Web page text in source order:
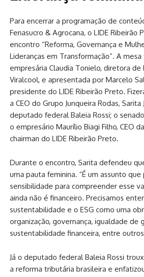
Para encerrar a programação de
Fenasucro & Agrocana, o LIDE Ribeirão
encontro “Reforma, Governança e
Lideranças em Transformação”. A
empresária Claudia Tonielo, diretora de
Viralcool, e apresentada por Marcelo
presidente do LIDE Ribeirão Preto.
a CEO do Grupo Junqueira Rodas, Sarita
deputado federal Baleia Rossi; o
o empresário Maurílio Biagi Filho, CEO
chairman do LIDE Ribeirão Preto.
Durante o encontro, Sarita defendeu
uma pauta feminina. “É um assunto que
sensibilidade para compreender esse
ainda não é financeiro. Precisamos
sustentabilidade e o ESG como uma
organização, governança, igualdade de
sustentabilidade financeira, entre
Já o deputado federal Baleia Rossi
a reforma tributária brasileira e